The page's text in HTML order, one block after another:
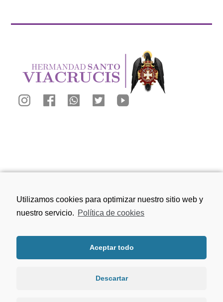
Utilizamos cookies para optimizar nuestro sitio web y
nuestro servicio. Política de cookies
Aceptar todo
Descartar
Granada
viacrucisdegranada@gmail.com